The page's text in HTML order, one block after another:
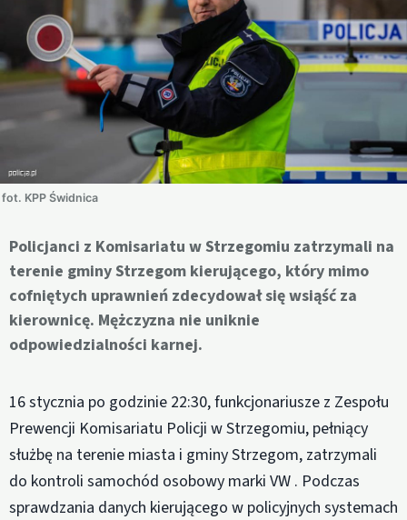
fot. KPP Świdnica
Policjanci z Komisariatu w Strzegomiu zatrzymali na
terenie gminy Strzegom kierującego, który mimo
cofniętych uprawnień zdecydował się wsiąść za
kierownicę. Mężczyzna nie uniknie
odpowiedzialności karnej.
16 stycznia po godzinie 22:30, funkcjonariusze z Zespołu
Prewencji Komisariatu Policji w Strzegomiu, pełniący
służbę na terenie miasta i gminy Strzegom, zatrzymali
do kontroli samochód osobowy marki VW . Podczas
sprawdzania danych kierującego w policyjnych systemach